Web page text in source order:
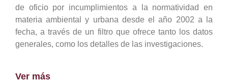
de oficio por incumplimientos a la normatividad en
materia ambiental y urbana desde el año 2002 a la
fecha, a través de un filtro que ofrece tanto los datos
generales, como los detalles de las investigaciones.
Ver más